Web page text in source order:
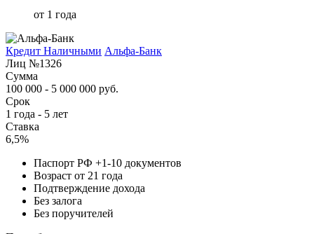
от 1 года
Кредит Наличными Альфа-Банк
Лиц №1326
Сумма
100 000 - 5 000 000 руб.
Срок
1 года - 5 лет
Ставка
6,5%
Паспорт РФ +1-10 документов
Возраст от 21 года
Подтверждение дохода
Без залога
Без поручителей